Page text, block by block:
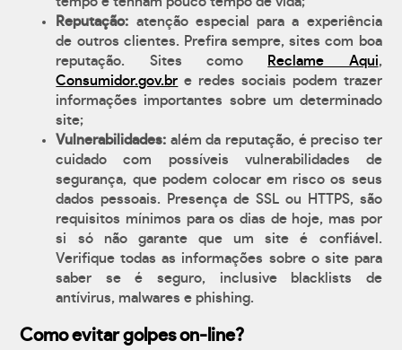
Reputação: atenção especial para a experiência
de outros clientes. Prefira sempre, sites com boa
reputação. Sites como
Reclame Aqui,
Consumidor.gov.br e redes sociais podem trazer
informações importantes sobre um determinado
site;
Vulnerabilidades: além da reputação, é preciso ter
cuidado com possíveis vulnerabilidades de
segurança, que podem colocar em risco os seus
dados pessoais. Presença de SSL ou HTTPS, são
requisitos mínimos para os dias de hoje, mas por
si só não garante que um site é confiável.
Verifique todas as informações sobre o site para
saber se é seguro, inclusive blacklists de
antívirus, malwares e phishing.
Como evitar golpes on-line?